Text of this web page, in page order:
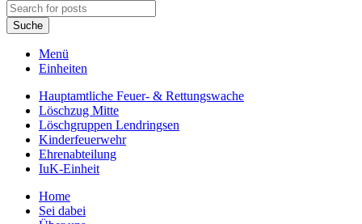
Suche
Menü
Einheiten
Hauptamtliche Feuer- & Rettungswache
Löschzug Mitte
Löschgruppen Lendringsen
Kinderfeuerwehr
Ehrenabteilung
IuK-Einheit
Home
Sei dabei